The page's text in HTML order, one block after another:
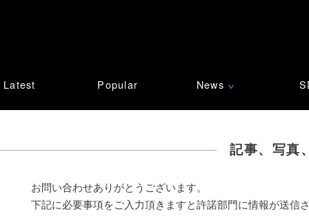
Latest Popular News ∨
記事、写真
お問い合わせありがとうございます。
下記に必要事項をご入力頂きますと許諾部門に情報が送信